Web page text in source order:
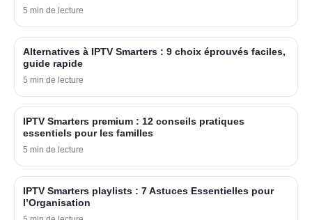
5 min de lecture
Alternatives à IPTV Smarters : 9 choix éprouvés faciles,
guide rapide
5 min de lecture
IPTV Smarters premium : 12 conseils pratiques
essentiels pour les familles
5 min de lecture
IPTV Smarters playlists : 7 Astuces Essentielles pour
l’Organisation